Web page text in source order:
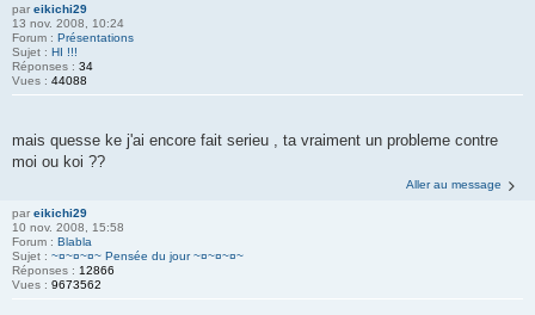
par eikichi29
13 nov. 2008, 10:24
Forum : Présentations
Sujet : HI !!!
Réponses : 34
Vues : 44088
mais quesse ke j'ai encore fait serieu , ta vraiment un probleme contre
moi ou koi ??
Aller au message
par eikichi29
10 nov. 2008, 15:58
Forum : Blabla
Sujet : ~¤~¤~¤~ Pensée du jour ~¤~¤~¤~
Réponses : 12866
Vues : 9673562